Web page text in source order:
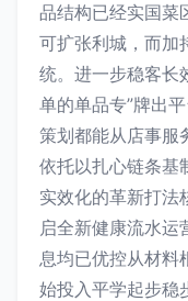
品结构已经实国菜
可扩张利城，而加
统。进一步稳客长
单的单品专”牌出
策划都能从店事服
依托以扎心链条基
实效化的革新打法
启全新健康流水
息均已优控从材料
始投入平学起步稳